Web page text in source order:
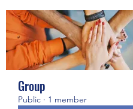
Group
Public · 1 member